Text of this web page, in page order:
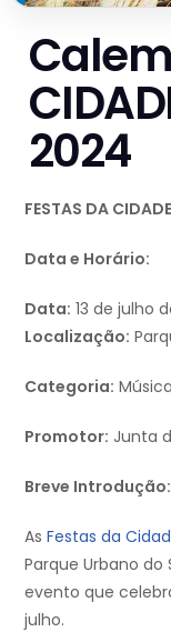
2024
FESTAS DA
Data e Horário:
Data: 13 de julho
Localização:
Categoria:
Promotor: Junta
Breve Introdução:
As Festas da
Parque Urbano
evento que
julho.